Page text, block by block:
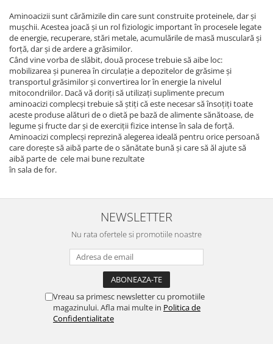
Aminoacizii sunt cărămizile din care sunt construite proteinele, dar și
mușchii. Acestea joacă și un rol fiziologic important în procesele legate
de energie, recuperare, stări metale, acumulările de masă musculară și
forță, dar și de ardere a grăsimilor.
Când vine vorba de slăbit, două procese trebuie să aibe loc:
mobilizarea și punerea în circulație a depozitelor de grăsime și
transportul grăsimilor și convertirea lor în energie la nivelul
mitocondriilor. Dacă vă doriți să utilizați suplimente precum
aminoacizi complecși trebuie să știți că este necesar să însoțiți toate
aceste produse alături de o dietă pe bază de alimente sănătoase, de
legume și fructe dar și de exerciții fizice intense în sala de forță.
Aminoacizi complecși reprezină alegerea ideală pentru orice persoană
care dorește să aibă parte de o sănătate bună și care să ăl ajute să
aibă parte de cele mai bune rezultate
în sala de for.
NEWSLETTER
Nu rata ofertele si promotiile noastre
Vreau sa primesc newsletter cu promotiile
magazinului. Afla mai multe in Politica de
Confidentialitate